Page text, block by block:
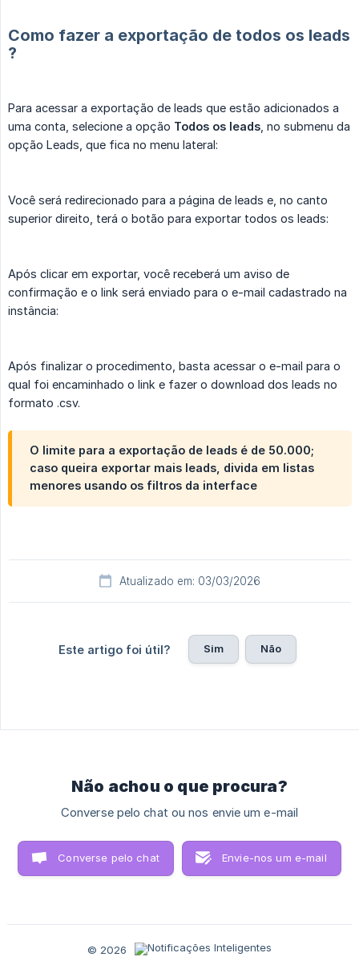
Como fazer a exportação de todos os leads
?
Para acessar a exportação de leads que estão adicionados a
uma conta, selecione a opção Todos os leads , no submenu da
opção Leads, que fica no menu lateral:
Você será redirecionado para a página de leads e, no canto
superior direito, terá o botão para exportar todos os leads:
Após clicar em exportar, você receberá um aviso de
confirmação e o link será enviado para o e-mail cadastrado na
instância:
Após finalizar o procedimento, basta acessar o e-mail para o
qual foi encaminhado o link e fazer o download dos leads no
formato .csv.
O limite para a exportação de leads é de 50.000;
caso queira exportar mais leads, divida em listas
menores usando os filtros da interface
Atualizado em: 03/03/2026
Este artigo foi útil? Sim Não
Não achou o que procura?
Converse pelo chat ou nos envie um e-mail
Converse pelo chat Envie-nos um e-mail
© 2026